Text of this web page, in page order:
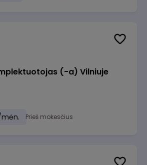
(-a) Vilniuje
Prieš mokesčius